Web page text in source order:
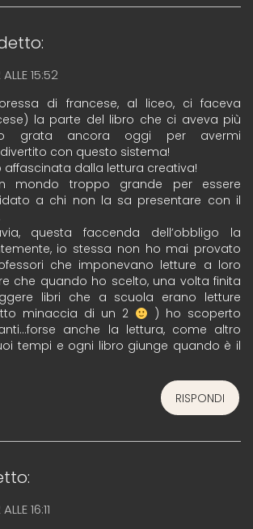
15:52
di francese, al liceo, ci faceva
la parte del libro che ci aveva più
grata ancora oggi per avermi
con questo sistema!
dalla lettura creativa!
mondo troppo grande per essere
a chi non la sa presentare con il
questa faccenda dell’obbligo la
io stessa non ho mai provato
che imponevano letture a loro
che quando ho scelto, una volta finita
libri che a scuola erano letture
minaccia di un 2
) ho scoperto
anche la lettura, come altro
tempi e ogni libro giunge quando è il
RISPONDI
16:11